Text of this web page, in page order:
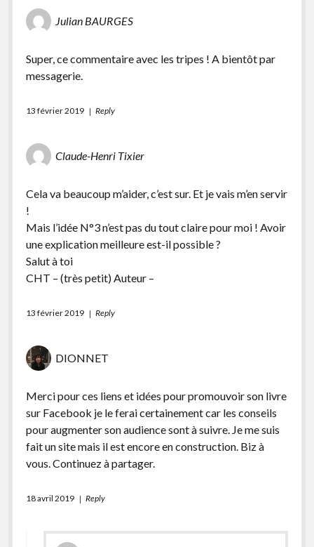
Julian BAURGES
Super, ce commentaire avec les tripes ! A bientôt par
messagerie.
13 février 2019 Reply
Claude-Henri Tixier
Cela va beaucoup m’aider, c’est sur. Et je vais m’en servir
!
Mais l’idée N°3 n’est pas du tout claire pour moi ! Avoir
une explication meilleure est-il possible ?
Salut à toi
CHT – (très petit) Auteur –
13 février 2019 Reply
DIONNET
Merci pour ces liens et idées pour promouvoir son livre
sur Facebook je le ferai certainement car les conseils
pour augmenter son audience sont à suivre. Je me suis
fait un site mais il est encore en construction. Biz à
vous. Continuez à partager.
18 avril 2019 Reply